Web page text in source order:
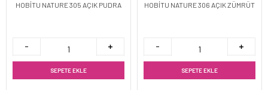
HOBİTU NATURE 305 AÇIK PUDRA
SEPETE EKLE
HOBİTU NATURE 306 AÇIK ZÜMRÜT
SEPETE EKLE